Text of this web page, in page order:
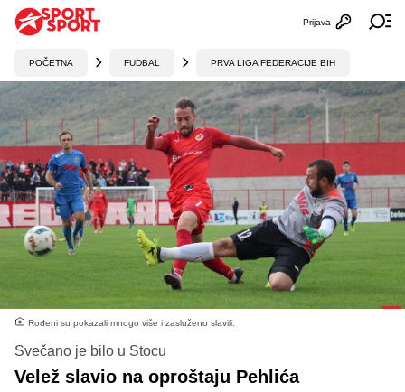
Otvori
Prijava
POČETNA FUDBAL PRVA LIGA FEDERACIJE BIH
Rođeni su pokazali mnogo više i zasluženo slavili.
Svečano je bilo u Stocu
Velež slavio na oproštaju Pehlića